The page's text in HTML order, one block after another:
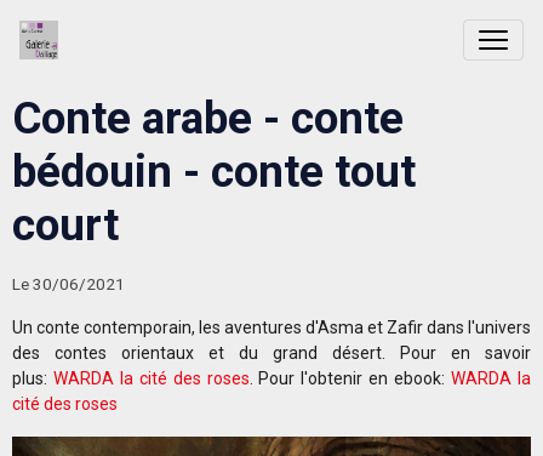
Conte arabe - conte
bédouin - conte tout
court
Le 30/06/2021
Un conte contemporain, les aventures d'Asma et Zafir dans l'univers
des contes orientaux et du grand désert. Pour en savoir
plus: WARDA la cité des roses . Pour l'obtenir en ebook:WARDA la
cité des roses